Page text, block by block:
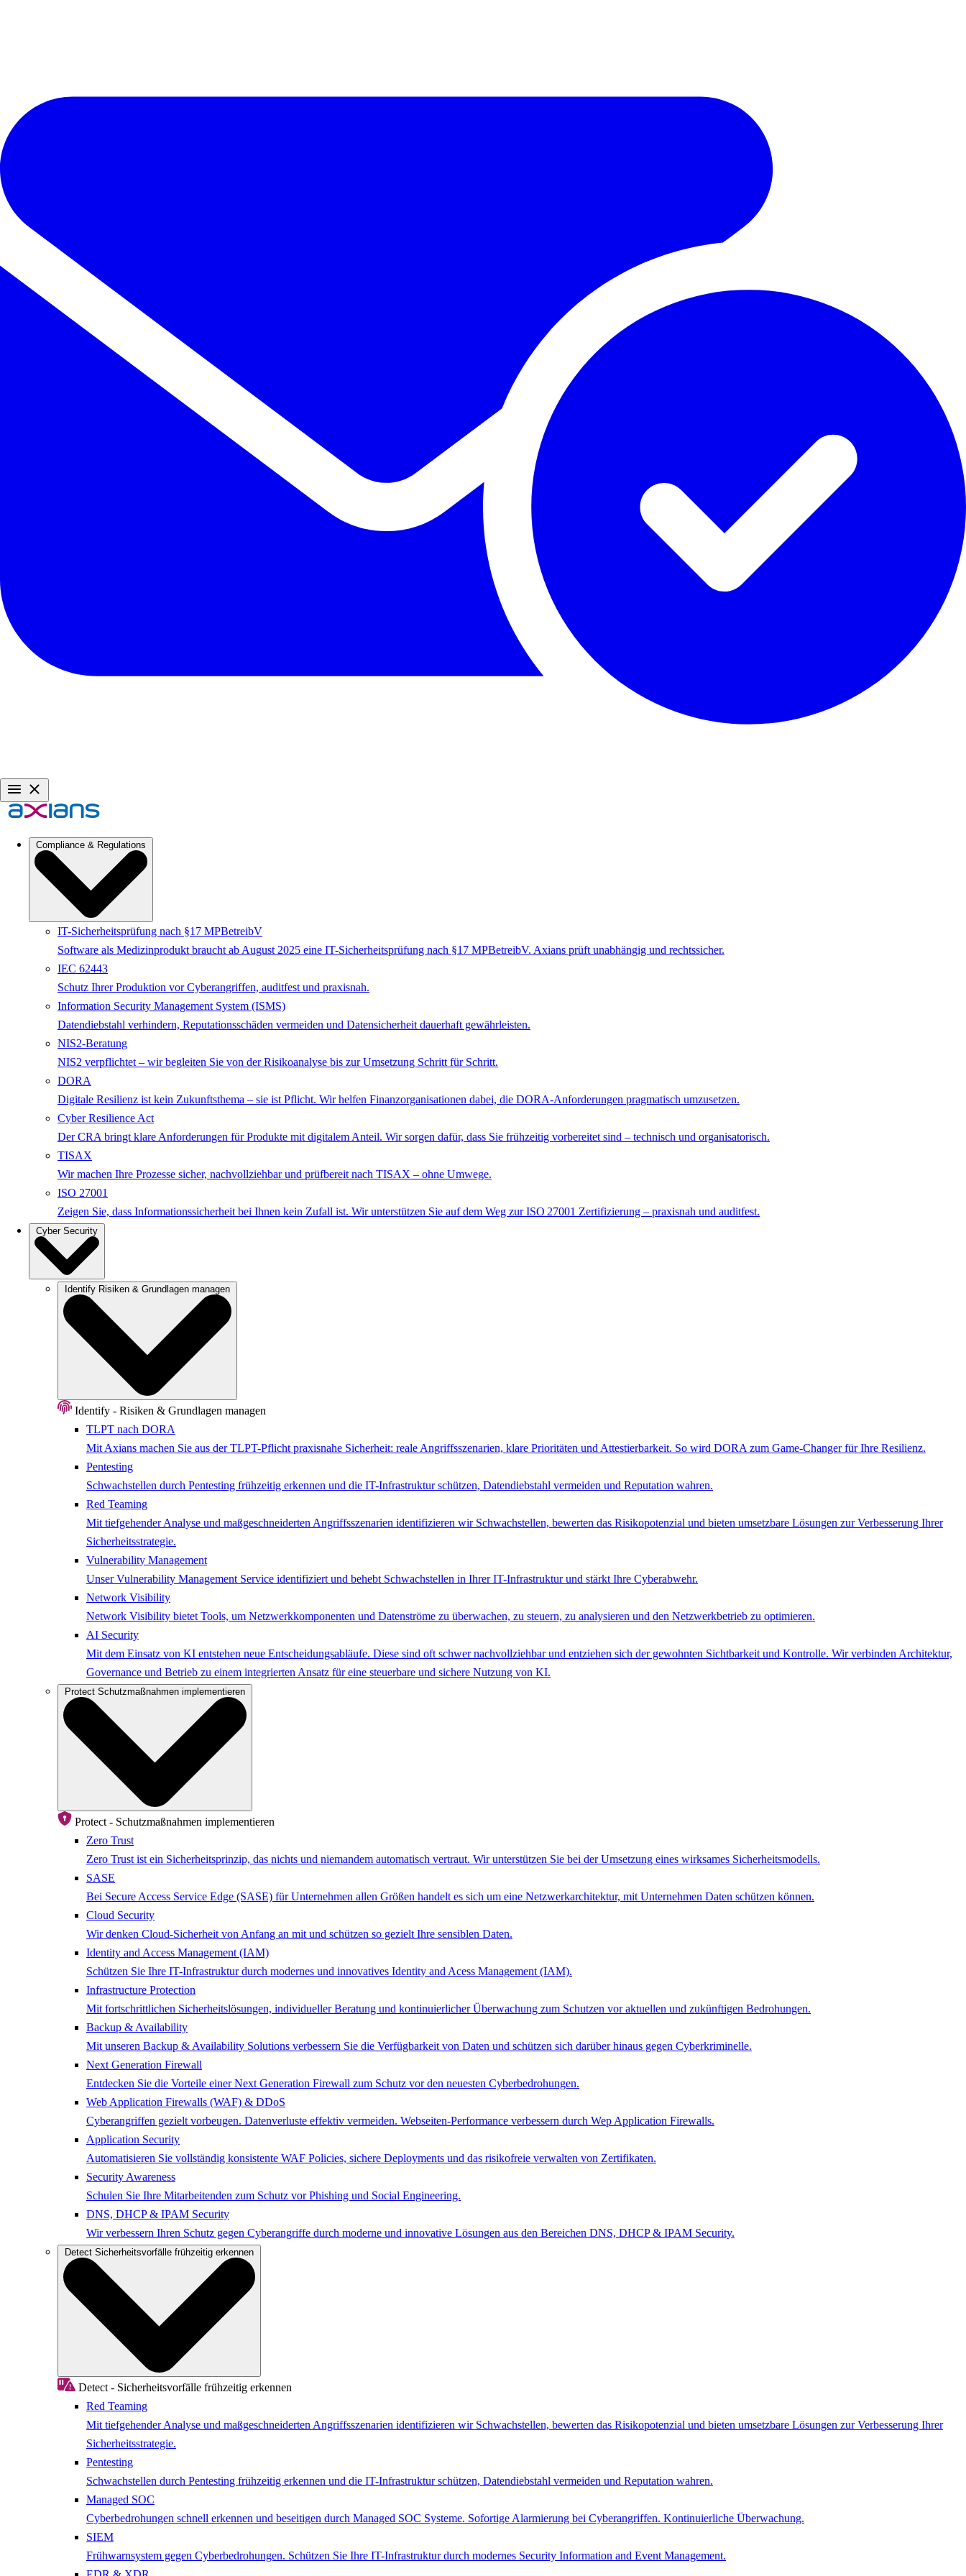
Compliance & Regulations
IT-Sicherheitsprüfung nach §17 MPBetreibV
Software als Medizinprodukt braucht ab August 2025 eine IT-Sicherheitsprüfung nach §17 MPBetreibV. Axians prüft unabhängig und rechtssicher.
IEC 62443
Schutz Ihrer Produktion vor Cyberangriffen, auditfest und praxisnah.
Information Security Management System (ISMS)
Datendiebstahl verhindern, Reputationsschäden vermeiden und Datensicherheit dauerhaft gewährleisten.
NIS2-Beratung
NIS2 verpflichtet – wir begleiten Sie von der Risikoanalyse bis zur Umsetzung Schritt für Schritt.
DORA
Digitale Resilienz ist kein Zukunftsthema – sie ist Pflicht. Wir helfen Finanzorganisationen dabei, die DORA-Anforderungen pragmatisch umzusetzen.
Cyber Resilience Act
Der CRA bringt klare Anforderungen für Produkte mit digitalem Anteil. Wir sorgen dafür, dass Sie frühzeitig vorbereitet sind – technisch und organisatorisch.
TISAX
Wir machen Ihre Prozesse sicher, nachvollziehbar und prüfbereit nach TISAX – ohne Umwege.
ISO 27001
Zeigen Sie, dass Informationssicherheit bei Ihnen kein Zufall ist. Wir unterstützen Sie auf dem Weg zur ISO 27001 Zertifizierung – praxisnah und auditfest.
Cyber Security
Identify Risiken & Grundlagen managen
Identify - Risiken & Grundlagen managen
TLPT nach DORA
Mit Axians machen Sie aus der TLPT-Pflicht praxisnahe Sicherheit: reale Angriffsszenarien, klare Prioritäten und Attestierbarkeit. So wird DORA zum Game-Changer für Ihre Resilienz.
Pentesting
Schwachstellen durch Pentesting frühzeitig erkennen und die IT-Infrastruktur schützen, Datendiebstahl vermeiden und Reputation wahren.
Red Teaming
Mit tiefgehender Analyse und maßgeschneiderten Angriffsszenarien identifizieren wir Schwachstellen, bewerten das Risikopotenzial und bieten umsetzbare Lösungen zur Verbesserung Ihrer
Sicherheitsstrategie.
Vulnerability Management
Unser Vulnerability Management Service identifiziert und behebt Schwachstellen in Ihrer IT-Infrastruktur und stärkt Ihre Cyberabwehr.
Network ​Visibility
Network Visibility bietet Tools, um Netzwerkkomponenten und Datenströme zu überwachen, zu steuern, zu analysieren und den Netzwerkbetrieb zu optimieren.
AI Security
Mit dem Einsatz von KI entstehen neue Entscheidungsabläufe. Diese sind oft schwer nachvollziehbar und entziehen sich der gewohnten Sichtbarkeit und Kontrolle. Wir verbinden Architektur,
Governance und Betrieb zu einem integrierten Ansatz für eine steuerbare und sichere Nutzung von KI.
Protect Schutzmaßnahmen implementieren
Protect - Schutzmaßnahmen implementieren
Zero Trust
Zero Trust ist ein Sicherheitsprinzip, das nichts und niemandem automatisch vertraut. Wir unterstützen Sie bei der Umsetzung eines wirksames Sicherheitsmodells.
SASE
Bei Secure Access Service Edge (SASE) für Unternehmen allen Größen handelt es sich um eine Netzwerkarchitektur, mit Unternehmen Daten schützen können.
Cloud Security
Wir denken Cloud-Sicherheit von Anfang an mit und schützen so gezielt Ihre sensiblen Daten.
Identity and Access Management (IAM)
Schützen Sie Ihre IT-Infrastruktur durch modernes und innovatives Identity and Acess Management (IAM).
Infrastructure Protection
Mit fortschrittlichen Sicherheitslösungen, individueller Beratung und kontinuierlicher Überwachung zum Schutzen vor aktuellen und zukünftigen Bedrohungen.
Backup & Availability
Mit unseren Backup & Availability Solutions verbessern Sie die Verfügbarkeit von Daten und schützen sich darüber hinaus gegen Cyberkriminelle.
Next Generation Firewall
Entdecken Sie die Vorteile einer Next Generation Firewall zum Schutz vor den neuesten Cyberbedrohungen.
Web Application Firewalls (WAF) & DDoS
Cyberangriffen gezielt vorbeugen. Datenverluste effektiv vermeiden. Webseiten-Performance verbessern durch Wep Application Firewalls.
Application Security
Automatisieren Sie vollständig konsistente WAF Policies, sichere Deployments und das risikofreie verwalten von Zertifikaten.
Security Awareness
Schulen Sie Ihre Mitarbeitenden zum Schutz vor Phishing und Social Engineering.
DNS, DHCP & IPAM Security
Wir verbessern Ihren Schutz gegen Cyberangriffe durch moderne und innovative Lösungen aus den Bereichen DNS, DHCP & IPAM Security.
Detect Sicherheitsvorfälle frühzeitig erkennen
Detect - Sicherheitsvorfälle frühzeitig erkennen
Red Teaming
Mit tiefgehender Analyse und maßgeschneiderten Angriffsszenarien identifizieren wir Schwachstellen, bewerten das Risikopotenzial und bieten umsetzbare Lösungen zur Verbesserung Ihrer
Sicherheitsstrategie.
Pentesting
Schwachstellen durch Pentesting frühzeitig erkennen und die IT-Infrastruktur schützen, Datendiebstahl vermeiden und Reputation wahren.
Managed SOC
Cyberbedrohungen schnell erkennen und beseitigen durch Managed SOC Systeme. Sofortige Alarmierung bei Cyberangriffen. Kontinuierliche Überwachung.
SIEM
Frühwarnsystem gegen Cyberbedrohungen. Schützen Sie Ihre IT-Infrastruktur durch modernes Security Information and Event Management.